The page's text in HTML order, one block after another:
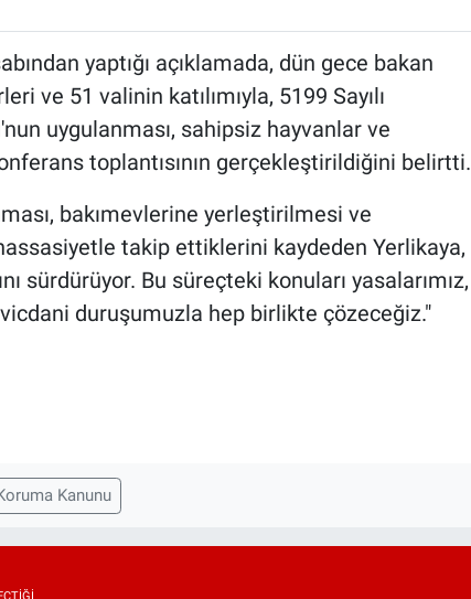
yaptığı açıklamada, dün gece bakan
ve 51 valinin katılımıyla, 5199 Sayılı
uygulanması, sahipsiz hayvanlar ve
toplantısının gerçekleştirildiğini belirtti.
bakımevlerine yerleştirilmesi ve
takip ettiklerini kaydeden Yerlikaya,
sürdürüyor. Bu süreçteki konuları yasalarımız,
duruşumuzla hep birlikte çözeceğiz."
Kanunu